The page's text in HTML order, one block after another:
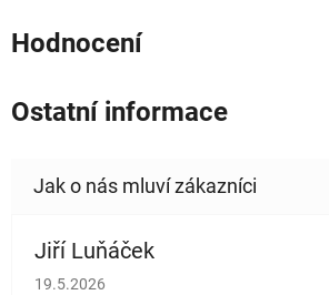
Hodnocení
Ostatní informace
Jiří Luňáček
Hodnocení obchodu je 5 z 5 hvězdiček.
19.5.2026